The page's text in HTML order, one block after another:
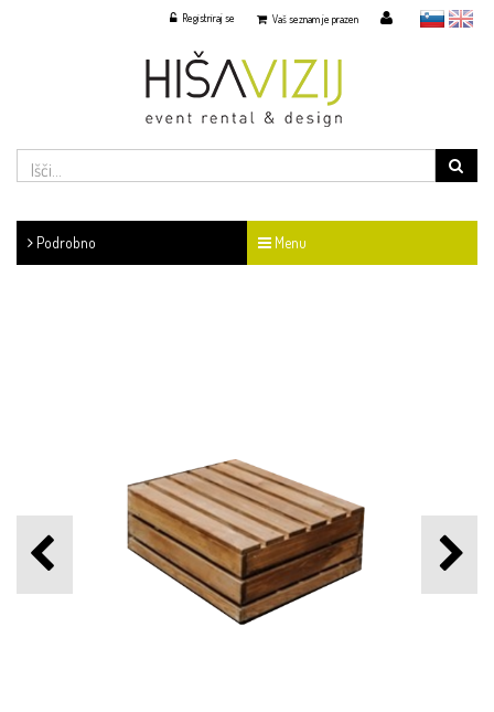
slovensko
English
Vaš seznam je prazen
Registriraj se
Podrobno Menu